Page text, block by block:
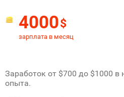
4000$
зарплата в месяц
Заработок от $700 до $1000 в
опыта.